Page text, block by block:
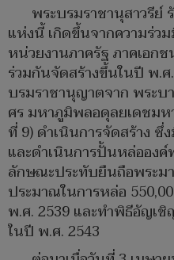
พระบรมราชานุสาวรีย์
แห่งนี้ เกิดขึ้นจากความร่ว
หน่วยงานภาครัฐ ภาคเอก
ร่วมกันจัดสร้างขึ้นในปี พ.ศ
บรมราชานุญาตจาก พระบ
ศร มหาภูมิพลอดุลยเดชม
ที่ 9) ดำเนินการจัดสร้าง
และดำเนินการปั้นหล่อองค์
ลักษณะประทับยืนถือพระม
ประมาณในการหล่อ
พ.ศ. 2539 และทำพิธีอัญเ
ในปี พ.ศ. 2543